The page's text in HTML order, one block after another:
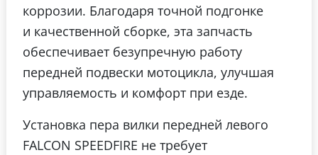
коррозии. Благодаря точной подгонке
и качественной сборке, эта запчасть
обеспечивает безупречную работу
передней подвески мотоцикла, улучшая
управляемость и комфорт при езде.
Установка пера вилки передней левого
FALCON SPEEDFIRE не требует